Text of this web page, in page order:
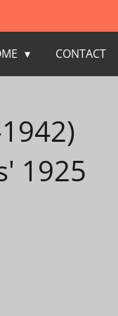
CONTACT
1925